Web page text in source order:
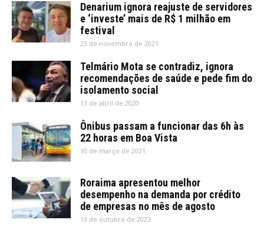
Denarium ignora reajuste de servidores
e ‘investe’ mais de R$ 1 milhão em
festival
23 de novembro de 2021
Telmário Mota se contradiz, ignora
recomendações de saúde e pede fim do
isolamento social
13 de abril de 2020
Ônibus passam a funcionar das 6h às
22 horas em Boa Vista
10 de março de 2021
Roraima apresentou melhor
desempenho na demanda por crédito
de empresas no mês de agosto
13 de outubro de 2023